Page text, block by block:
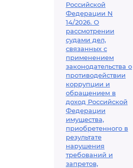
Российской
Федерации N
14/2026. О
рассмотрении
судами дел,
связанных с
применением
законодательства о
противодействии
коррупции и
обращением в
доход Российской
Федерации
имущества,
приобретенного в
результате
нарушения
требований и
запретов,